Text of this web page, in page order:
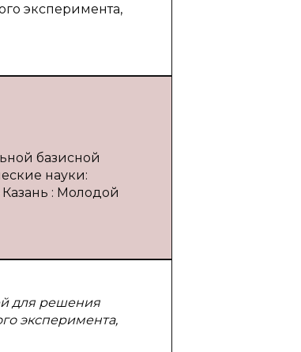
эксперимента,
базисной
науки:
: Молодой
для решения
эксперимента,